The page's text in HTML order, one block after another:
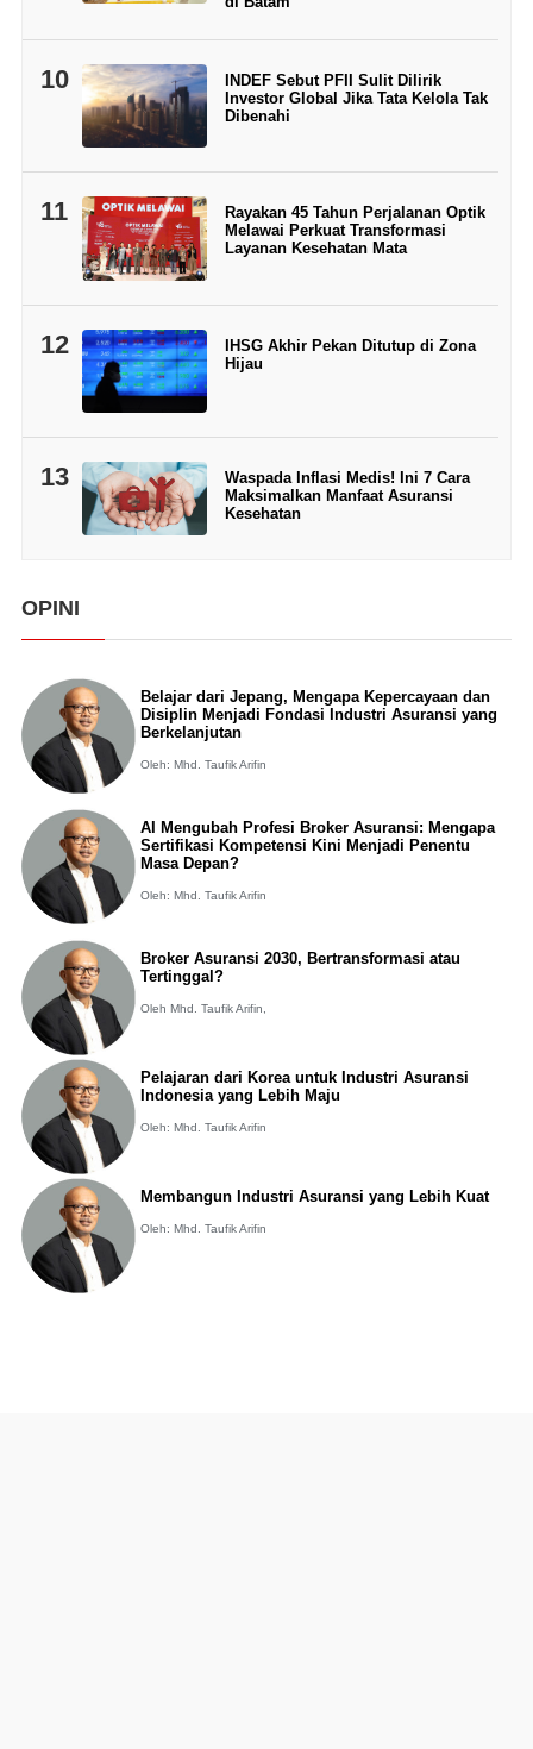
10
INDEF Sebut PFII Sulit Dilirik
Investor Global Jika Tata Kelola Tak
Dibenahi
11
Rayakan 45 Tahun Perjalanan Optik
Melawai Perkuat Transformasi
Layanan Kesehatan Mata
12
IHSG Akhir Pekan Ditutup di Zona
Hijau
13
Waspada Inflasi Medis! Ini 7 Cara
Maksimalkan Manfaat Asuransi
Kesehatan
OPINI
Belajar dari Jepang, Mengapa Kepercayaan dan
Disiplin Menjadi Fondasi Industri Asuransi yang
Berkelanjutan
Oleh: Mhd. Taufik Arifin
AI Mengubah Profesi Broker Asuransi: Mengapa
Sertifikasi Kompetensi Kini Menjadi Penentu
Masa Depan?
Oleh: Mhd. Taufik Arifin
Broker Asuransi 2030, Bertransformasi atau
Tertinggal?
Oleh Mhd. Taufik Arifin,
Pelajaran dari Korea untuk Industri Asuransi
Indonesia yang Lebih Maju
Oleh: Mhd. Taufik Arifin
Membangun Industri Asuransi yang Lebih Kuat
Oleh: Mhd. Taufik Arifin